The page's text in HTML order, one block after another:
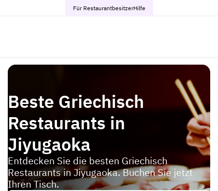
Für RestaurantbesitzerHilfe
Beste Griechisch
Restaurants in
Jiyugaoka
Entdecken Sie die besten Griechisch
Restaurants in Jiyugaoka. Buchen Sie jetzt
Ihren Tisch.